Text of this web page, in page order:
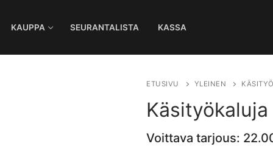
KAUPPA SEURANTALISTA KASSA
ETUSIVU YLEINEN
Voittava tarjous: